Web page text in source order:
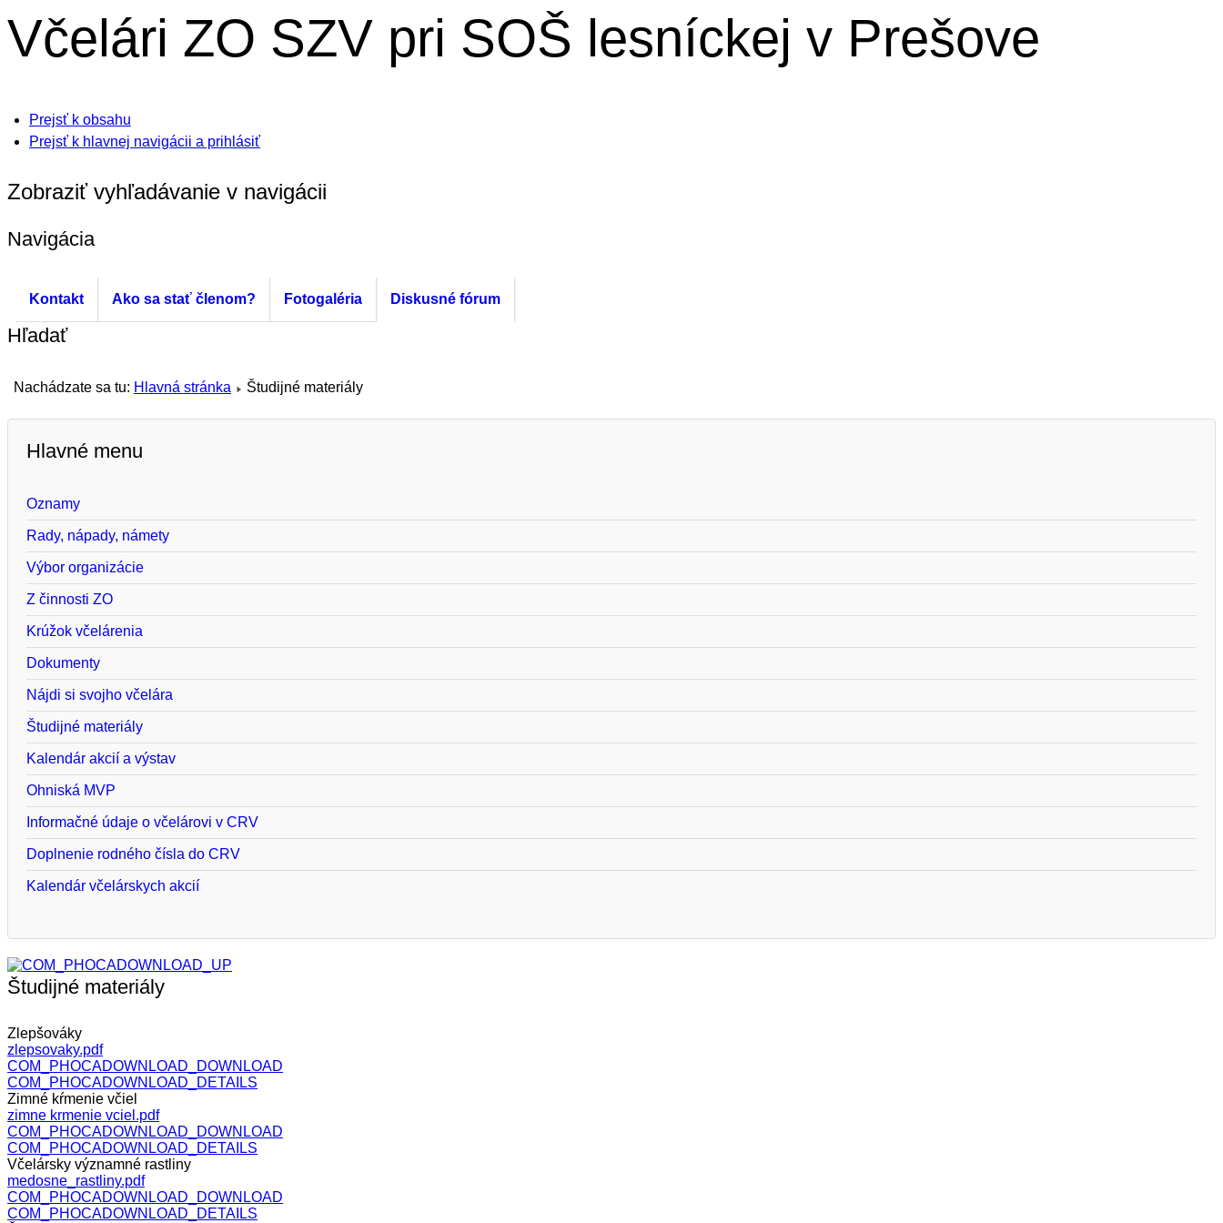
Včelári ZO SZV pri SOŠ lesníckej v Prešove
Prejsť k obsahu
Prejsť k hlavnej navigácii a prihlásiť
Zobraziť vyhľadávanie v navigácii
Navigácia
Kontakt Ako sa stať členom? Fotogaléria Diskusné fórum
Hľadať
Nachádzate sa tu: Hlavná stránka Študijné materiály
Hlavné menu
Oznamy
Rady, nápady, námety
Výbor organizácie
Z činnosti ZO
Krúžok včelárenia
Dokumenty
Nájdi si svojho včelára
Študijné materiály
Kalendár akcií a výstav
Ohniská MVP
Informačné údaje o včelárovi v CRV
Doplnenie rodného čísla do CRV
Kalendár včelárskych akcií
Študijné materiály
Zlepšováky
zlepsovaky.pdf
COM_PHOCADOWNLOAD_DOWNLOAD
COM_PHOCADOWNLOAD_DETAILS
Zimné kŕmenie včiel
zimne krmenie vciel.pdf
COM_PHOCADOWNLOAD_DOWNLOAD
COM_PHOCADOWNLOAD_DETAILS
Včelársky významné rastliny
medosne_rastliny.pdf
COM_PHOCADOWNLOAD_DOWNLOAD
COM_PHOCADOWNLOAD_DETAILS